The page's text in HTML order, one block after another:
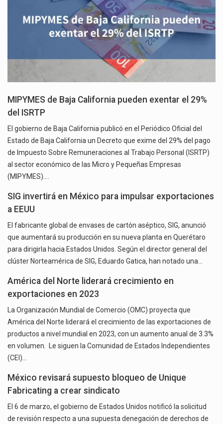
MIPYMES de Baja California pueden exentar el 29%
del ISRTP
El gobierno de Baja California publicó en el Periódico Oficial del
Estado de Baja California un Decreto que exime del 29% del pago
de Impuesto Sobre Remuneraciones al Trabajo Personal (ISRTP)
al sector económico de las Micro y Pequeñas Empresas
(MIPYMES).…
SIG invertirá en México para impulsar exportaciones
a EEUU
El fabricante global de envases de cartón aséptico, SIG, anunció
que aumentará su producción en su nueva planta en Querétaro
para dirigirla hacia Estados Unidos. Según el director general del
clúster Norteamérica de SIG, Eduardo Gatica, han notado una…
América del Norte liderará crecimiento en
exportaciones en 2023
La Organización Mundial de Comercio (OMC) proyecta que
América del Norte liderará el crecimiento de las exportaciones de
productos a nivel mundial en 2023, con un aumento anual de 3.3%
en volumen. Le siguen la Comunidad de Estados Independientes
(CEI)…
México revisará supuesto bloqueo de Unique
Fabricating a crear sindicato
El 6 de marzo, el gobierno de Estados Unidos notificó la solicitud
de revisión respecto a una supuesta denegación de derechos de